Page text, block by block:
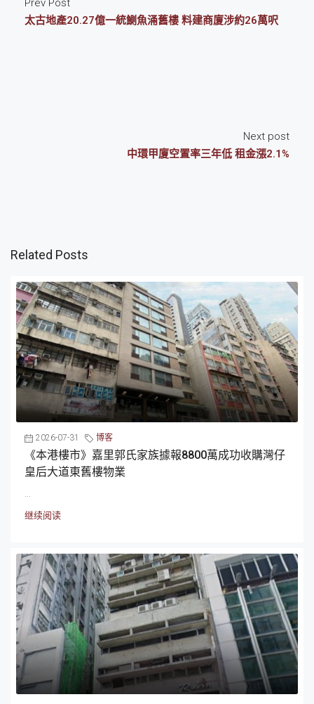
Prev Post
太古地產20.27億一統鰂魚涌舊樓 料建商廈涉約26萬呎
Next post
中環甲廈空置率三年低 租金漲2.1%
Related Posts
2026-07-31 博客
《本港樓市》嘉里郭氏家族據報8800萬成功收購灣仔
皇后大道東舊樓物業
...
继续阅读